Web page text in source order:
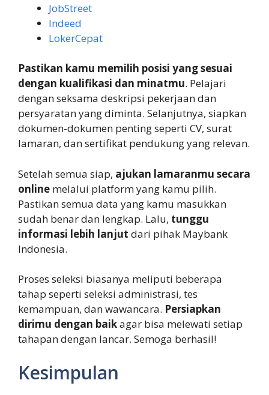
JobStreet
Indeed
LokerCepat
Pastikan kamu memilih posisi yang sesuai
dengan kualifikasi dan minatmu. Pelajari
dengan seksama deskripsi pekerjaan dan
persyaratan yang diminta. Selanjutnya, siapkan
dokumen-dokumen penting seperti CV, surat
lamaran, dan sertifikat pendukung yang relevan.
Setelah semua siap, ajukan lamaranmu secara
online melalui platform yang kamu pilih.
Pastikan semua data yang kamu masukkan
sudah benar dan lengkap. Lalu, tunggu
informasi lebih lanjut dari pihak Maybank
Indonesia.
Proses seleksi biasanya meliputi beberapa
tahap seperti seleksi administrasi, tes
kemampuan, dan wawancara. Persiapkan
dirimu dengan baikagar bisa melewati setiap
tahapan dengan lancar. Semoga berhasil!
Kesimpulan